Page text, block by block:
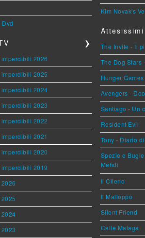
❯
2026
2025
imperdibili 2024
2023
2022
2021
2020
2019
Kim Novak's
Attesissimi
The Invite - Il
The Dog Stars
Hunger
Avengers -
Santiago - Un
Resident Evil
Tony - Diario
Spezie e
Mehdi
Il Cileno
Il Malloppo
Silent Friend
Calle Malaga